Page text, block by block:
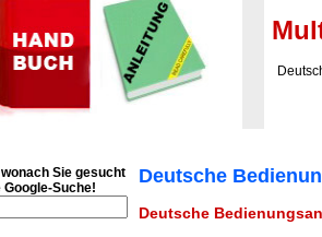
Deutsche
Deutsche
Sie gesucht
Google-Suche!